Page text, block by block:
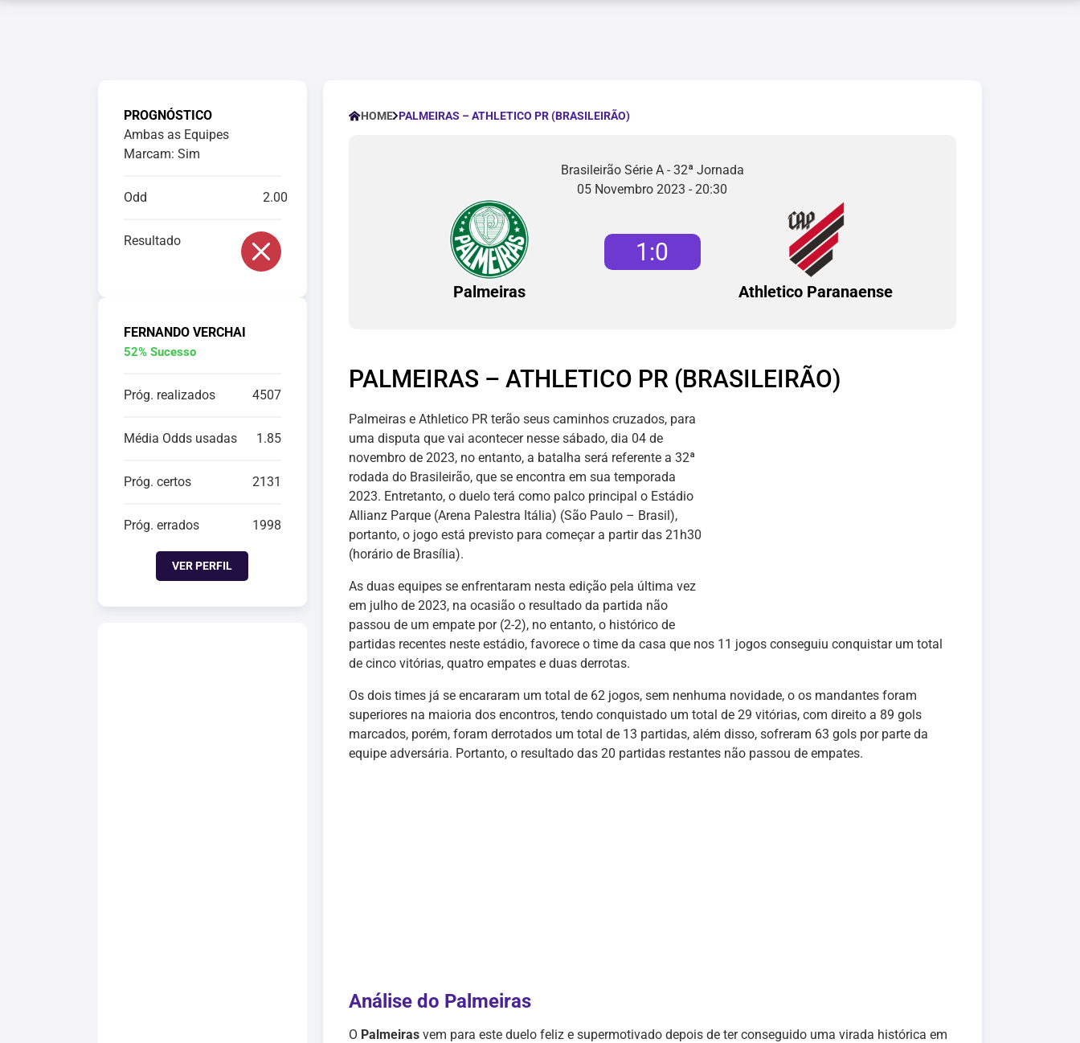
PROGNÓSTICO
Ambas as Equipes
Marcam: Sim
Odd 2.00
Resultado
FERNANDO VERCHAI
52% Sucesso
Próg. realizados 4507
Média Odds usadas 1.85
Próg. certos 2131
Próg. errados 1998
VER PERFIL
HOME PALMEIRAS – ATHLETICO PR (BRASILEIRÃO)
Brasileirão Série A - 32ª Jornada
05 Novembro 2023 - 20:30
Palmeiras
1 :0
Athletico Paranaense
PALMEIRAS – ATHLETICO PR (BRASILEIRÃO)
Palmeiras e Athletico PR terão seus caminhos cruzados, para
uma disputa que vai acontecer nesse sábado, dia 04 de
novembro de 2023, no entanto, a batalha será referente a 32ª
rodada do Brasileirão, que se encontra em sua temporada
2023. Entretanto, o duelo terá como palco principal o Estádio
Allianz Parque (Arena Palestra Itália) (São Paulo – Brasil),
portanto, o jogo está previsto para começar a partir das 21h30
(horário de Brasília).
As duas equipes se enfrentaram nesta edição pela última vez
em julho de 2023, na ocasião o resultado da partida não
passou de um empate por (2-2), no entanto, o histórico de
partidas recentes neste estádio, favorece o time da casa que nos 11 jogos conseguiu conquistar um total
de cinco vitórias, quatro empates e duas derrotas.
Os dois times já se encararam um total de 62 jogos, sem nenhuma novidade, o os mandantes foram
superiores na maioria dos encontros, tendo conquistado um total de 29 vitórias, com direito a 89 gols
marcados, porém, foram derrotados um total de 13 partidas, além disso, sofreram 63 gols por parte da
equipe adversária. Portanto, o resultado das 20 partidas restantes não passou de empates.
Análise do Palmeiras
O Palmeirasvem para este duelo feliz e supermotivado depois de ter conseguido uma virada histórica em